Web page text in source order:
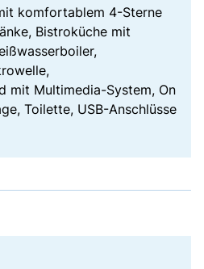
komfortablem 4-Sterne
Bistroküche mit
mit Multimedia-System, On
Toilette, USB-Anschlüsse